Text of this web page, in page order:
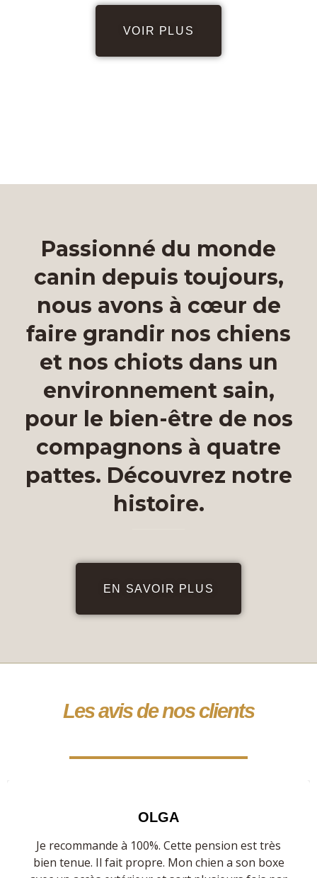
VOIR PLUS
Passionné du monde
canin depuis toujours,
nous avons à cœur de
faire grandir nos chiens
et nos chiots dans un
environnement sain,
pour le bien-être de nos
compagnons à quatre
pattes. Découvrez notre
histoire.
EN SAVOIR PLUS
Les avis de nos clients
OLGA
Je recommande à 100%. Cette pension est très
bien tenue. Il fait propre. Mon chien a son boxe